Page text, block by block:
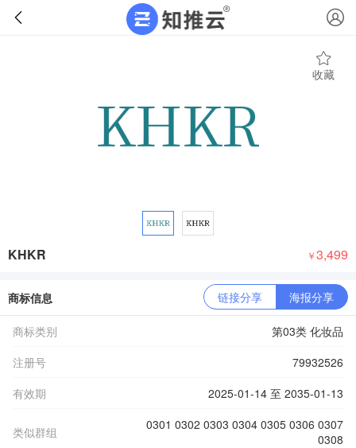
收藏
KHKR ￥3,499
商标信息 链接分享 海报分享
商标类别
第03类 化妆品
注册号
79932526
有效期
2025-01-14 至 2035-01-13
类似群组
0301 0302 0303 0304 0305 0306 0307
0308